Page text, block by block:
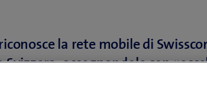
la rete mobile di
assegnandole con